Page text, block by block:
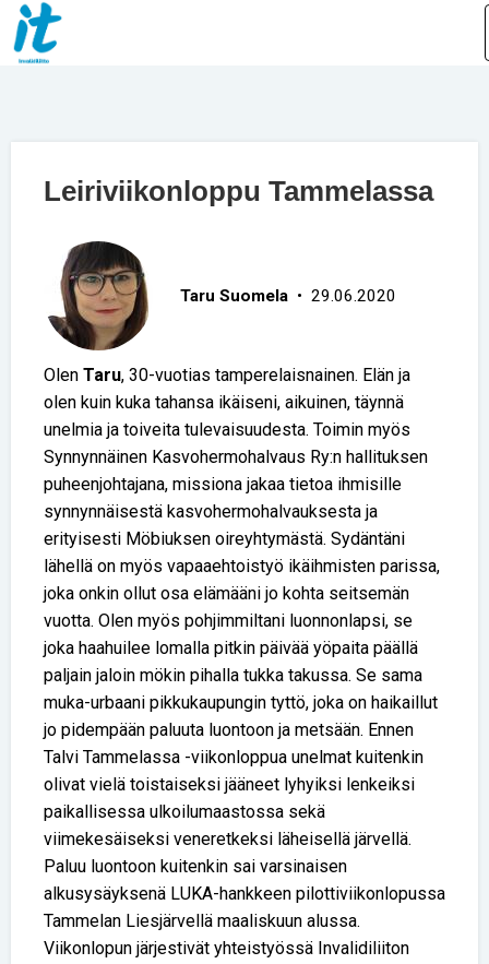
Leiriviikonloppu Tammelassa
Taru Suomela • 29.06.2020
Olen Taru, 30-vuotias tamperelaisnainen. Elän ja
olen kuin kuka tahansa ikäiseni, aikuinen, täynnä
unelmia ja toiveita tulevaisuudesta. Toimin myös
Synnynnäinen Kasvohermohalvaus Ry:n hallituksen
puheenjohtajana, missiona jakaa tietoa ihmisille
synnynnäisestä kasvohermohalvauksesta ja
erityisesti Möbiuksen oireyhtymästä. Sydäntäni
lähellä on myös vapaaehtoistyö ikäihmisten parissa,
joka onkin ollut osa elämääni jo kohta seitsemän
vuotta. Olen myös pohjimmiltani luonnonlapsi, se
joka haahuilee lomalla pitkin päivää yöpaita päällä
paljain jaloin mökin pihalla tukka takussa. Se sama
muka-urbaani pikkukaupungin tyttö, joka on haikaillut
jo pidempään paluuta luontoon ja metsään. Ennen
Talvi Tammelassa -viikonloppua unelmat kuitenkin
olivat vielä toistaiseksi jääneet lyhyiksi lenkeiksi
paikallisessa ulkoilumaastossa sekä
viimekesäiseksi veneretkeksi läheisellä järvellä.
Paluu luontoon kuitenkin sai varsinaisen
alkusysäyksenä LUKA-hankkeen pilottiviikonlopussa
Tammelan Liesjärvellä maaliskuun alussa.
Viikonlopun järjestivät yhteistyössä Invalidiliiton